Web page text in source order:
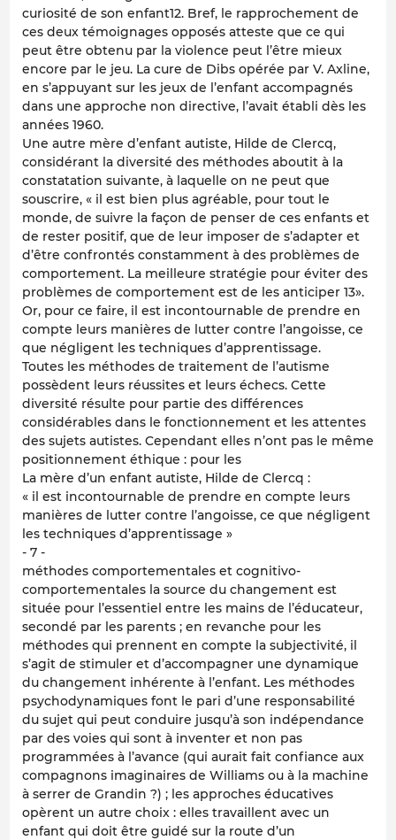
curiosité de son enfant12. Bref, le rapprochement de
ces deux témoignages opposés atteste que ce qui
peut être obtenu par la violence peut l’être mieux
encore par le jeu. La cure de Dibs opérée par V. Axline,
en s’appuyant sur les jeux de l’enfant accompagnés
dans une approche non directive, l’avait établi dès les
années 1960.
Une autre mère d’enfant autiste, Hilde de Clercq,
considérant la diversité des méthodes aboutit à la
constatation suivante, à laquelle on ne peut que
souscrire, « il est bien plus agréable, pour tout le
monde, de suivre la façon de penser de ces enfants et
de rester positif, que de leur imposer de s’adapter et
d’être confrontés constamment à des problèmes de
comportement. La meilleure stratégie pour éviter des
problèmes de comportement est de les anticiper 13».
Or, pour ce faire, il est incontournable de prendre en
compte leurs manières de lutter contre l’angoisse, ce
que négligent les techniques d’apprentissage.
Toutes les méthodes de traitement de l’autisme
possèdent leurs réussites et leurs échecs. Cette
diversité résulte pour partie des différences
considérables dans le fonctionnement et les attentes
des sujets autistes. Cependant elles n’ont pas le même
positionnement éthique : pour les
La mère d’un enfant autiste, Hilde de Clercq :
« il est incontournable de prendre en compte leurs
manières de lutter contre l’angoisse, ce que négligent
les techniques d’apprentissage »
- 7 -
méthodes comportementales et cognitivo-
comportementales la source du changement est
située pour l’essentiel entre les mains de l’éducateur,
secondé par les parents ; en revanche pour les
méthodes qui prennent en compte la subjectivité, il
s’agit de stimuler et d’accompagner une dynamique
du changement inhérente à l’enfant. Les méthodes
psychodynamiques font le pari d’une responsabilité
du sujet qui peut conduire jusqu’à son indépendance
par des voies qui sont à inventer et non pas
programmées à l’avance (qui aurait fait confiance aux
compagnons imaginaires de Williams ou à la machine
à serrer de Grandin ?) ; les approches éducatives
opèrent un autre choix : elles travaillent avec un
enfant qui doit être guidé sur la route d’un